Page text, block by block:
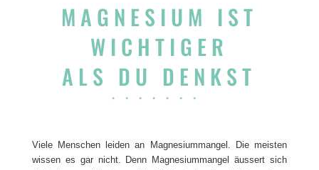
MAGNESIUM IST
WICHTIGER
ALS DU DENKST
*******
Viele Menschen leiden an Magnesiummangel. Die meisten
wissen es gar nicht. Denn Magnesiummangel äussert sich